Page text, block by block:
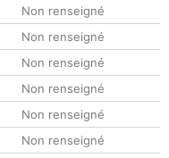
Non renseigné
Non renseigné
Non renseigné
Non renseigné
Non renseigné
Non renseigné